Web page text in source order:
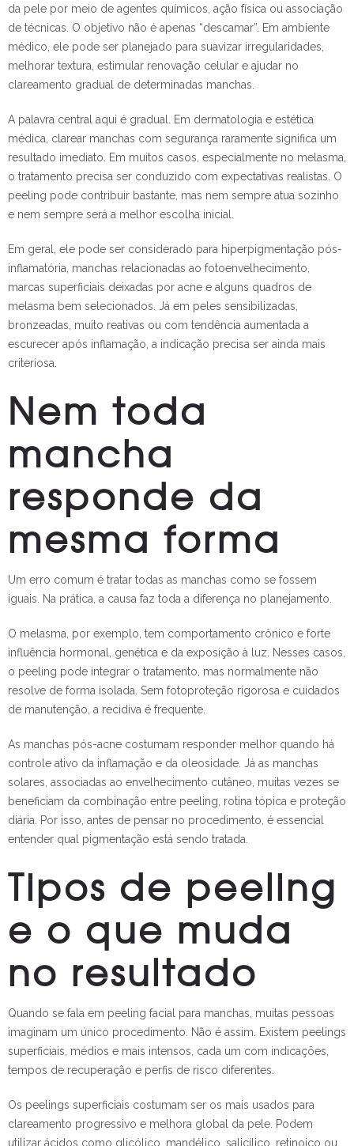
da pele por meio de agentes químicos, ação física ou associação
de técnicas. O objetivo não é apenas “descamar”. Em ambiente
médico, ele pode ser planejado para suavizar irregularidades,
melhorar textura, estimular renovação celular e ajudar no
clareamento gradual de determinadas manchas.
A palavra central aqui é gradual. Em dermatologia e estética
médica, clarear manchas com segurança raramente significa um
resultado imediato. Em muitos casos, especialmente no melasma,
o tratamento precisa ser conduzido com expectativas realistas. O
peeling pode contribuir bastante, mas nem sempre atua sozinho
e nem sempre será a melhor escolha inicial.
Em geral, ele pode ser considerado para hiperpigmentação pós-
inflamatória, manchas relacionadas ao fotoenvelhecimento,
marcas superficiais deixadas por acne e alguns quadros de
melasma bem selecionados. Já em peles sensibilizadas,
bronzeadas, muito reativas ou com tendência aumentada a
escurecer após inflamação, a indicação precisa ser ainda mais
criteriosa.
Nem toda
mancha
responde da
mesma forma
Um erro comum é tratar todas as manchas como se fossem
iguais. Na prática, a causa faz toda a diferença no planejamento.
O melasma, por exemplo, tem comportamento crônico e forte
influência hormonal, genética e da exposição à luz. Nesses casos,
o peeling pode integrar o tratamento, mas normalmente não
resolve de forma isolada. Sem fotoproteção rigorosa e cuidados
de manutenção, a recidiva é frequente.
As manchas pós-acne costumam responder melhor quando há
controle ativo da inflamação e da oleosidade. Já as manchas
solares, associadas ao envelhecimento cutâneo, muitas vezes se
beneficiam da combinação entre peeling, rotina tópica e proteção
diária. Por isso, antes de pensar no procedimento, é essencial
entender qual pigmentação está sendo tratada.
Tipos de peeling
e o que muda
no resultado
Quando se fala em peeling facial para manchas, muitas pessoas
imaginam um único procedimento. Não é assim. Existem peelings
superficiais, médios e mais intensos, cada um com indicações,
tempos de recuperação e perfis de risco diferentes.
Os peelings superficiais costumam ser os mais usados para
clareamento progressivo e melhora global da pele. Podem
utilizar ácidos como glicólico, mandélico, salicílico, retinoico ou